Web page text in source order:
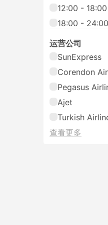
12:00 - 18:00
18:00 - 24:00
运营公司
SunExpress
Corendon
Pegasus
Ajet
Turkish
查看更多